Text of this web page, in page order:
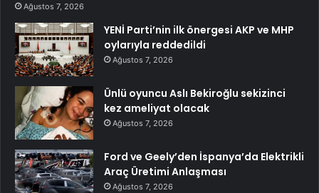
Ağustos 7, 2026
YENİ Parti’nin ilk önergesi AKP ve MHP
oylarıyla reddedildi
Ağustos 7, 2026
Ünlü oyuncu Aslı Bekiroğlu sekizinci
kez ameliyat olacak
Ağustos 7, 2026
Ford ve Geely’den İspanya’da Elektrikli
Araç Üretimi Anlaşması
Ağustos 7, 2026